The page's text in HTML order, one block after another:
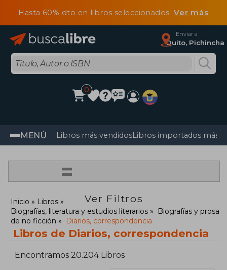
Hasta 60% dto en libros seleccionadosVer más
Enviar a
Quito, Pichincha
0
MENÚ Libros más vendidosLibros importados más
=
Ver Filtros
Inicio
Libros
Biografías, literatura y estudios literarios
Biografías y prosa
de no ficción
Diarios, correspondencia
Libros de Diarios, correspondencia
Encontramos 20.204 Libros